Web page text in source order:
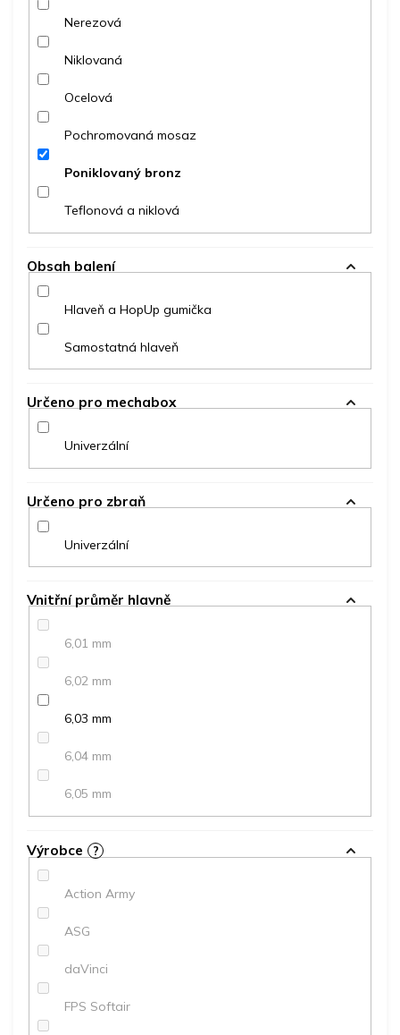
Nerezová
Niklovaná
Ocelová
Pochromovaná mosaz
Poniklovaný bronz
Teflonová a niklová
Obsah balení
Hlaveň a HopUp gumička
Samostatná hlaveň
Určeno pro mechabox
Univerzální
Určeno pro zbraň
Univerzální
Vnitřní průměr hlavně
6,01 mm
6,02 mm
6,03 mm
6,04 mm
6,05 mm
Výrobce ?
Action Army
ASG
daVinci
FPS Softair